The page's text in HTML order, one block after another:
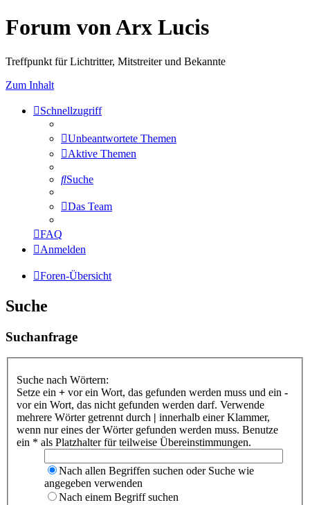
Forum von Arx Lucis
Treffpunkt für Lichtritter, Mitstreiter und Bekannte
Zum Inhalt
Schnellzugriff
Unbeantwortete Themen
Aktive Themen
Suche
Das Team
FAQ
Anmelden
Foren-Übersicht
Suche
Suchanfrage
Suche nach Wörtern:
Setze ein + vor ein Wort, das gefunden werden muss und ein -
vor ein Wort, das nicht gefunden werden darf. Verwende
mehrere Wörter getrennt durch | innerhalb einer Klammer,
wenn nur eines der Wörter gefunden werden muss. Benutze
ein * als Platzhalter für teilweise Übereinstimmungen.
Nach allen Begriffen suchen oder Suche wie
angegeben verwenden
Nach einem Begriff suchen